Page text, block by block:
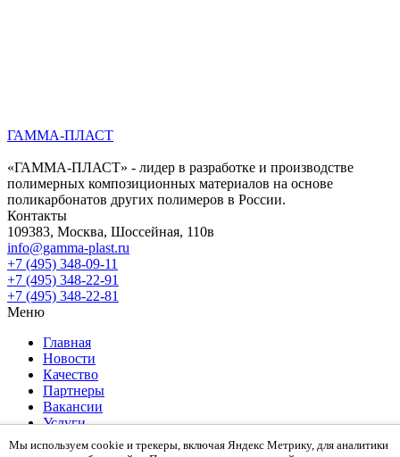
ГАММА-ПЛАСТ
«ГАММА-ПЛАСТ» - лидер в разработке и производстве
полимерных композиционных материалов на основе
поликарбонатов других полимеров в России.
Контакты
109383, Москва, Шоссейная, 110в
info@gamma-plast.ru
+7 (495) 348-09-11
+7 (495) 348-22-91
+7 (495) 348-22-81
Меню
Главная
Новости
Качество
Партнеры
Вакансии
Услуги
О компании
Мы используем cookie и трекеры, включая Яндекс Метрику, для аналитики